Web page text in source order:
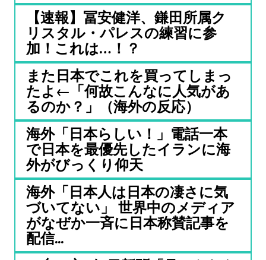
【速報】冨安健洋、鎌田所属ク
リスタル・パレスの練習に参
加！これは…！？
また日本でこれを買ってしまっ
たよ←「何故こんなに人気があ
るのか？」（海外の反応）
海外「日本らしい！」電話一本
で日本を最優先したイランに海
外がびっくり仰天
海外「日本人は日本の凄さに気
づいてない」 世界中のメディア
がなぜか一斉に日本称賛記事を
配信...